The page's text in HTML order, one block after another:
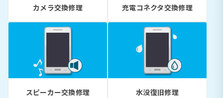
カメラ交換修理 充電コネクタ交換修理
スピーカー交換修理 水没復旧修理